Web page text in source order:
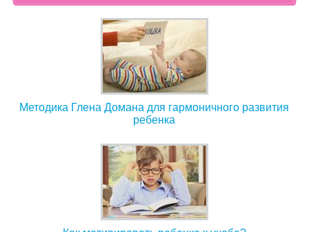
Методика Глена Домана для гармоничного развития
ребенка